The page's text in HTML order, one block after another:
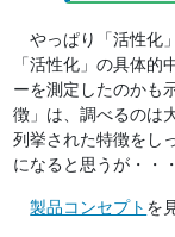
やっぱり「活性化
「活性化」の具体
ーを測定したのかも
徴」は、調べるのは
列挙された特徴をし
になると思うが・・・
製品コンセプト を